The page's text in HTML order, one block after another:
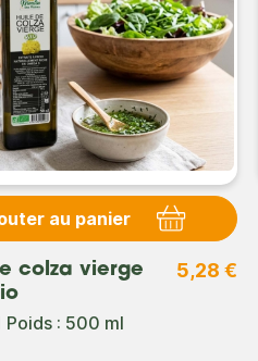
au panier
colza vierge
5,28 €
Poids : 500 ml